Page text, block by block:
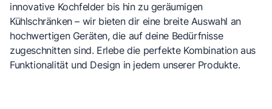
innovative Kochfelder bis hin zu geräumigen
Kühlschränken – wir bieten dir eine breite Auswahl an
hochwertigen Geräten, die auf deine Bedürfnisse
zugeschnitten sind. Erlebe die perfekte Kombination aus
Funktionalität und Design in jedem unserer Produkte.